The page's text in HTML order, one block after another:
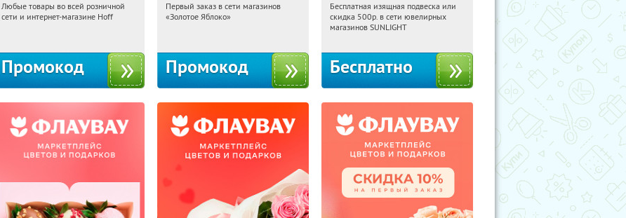
08:24:28 Получили:
Любые товары во всей розничной
сети и интернет-магазине Hoff
Промокод
08:24:28
Получи первым!
Первый заказ в сети магазинов
«Золотое Яблоко»
Промокод
08:24:28 Получили:
Россия
Бесплатная изящная подвеска или
скидка 500р. в сети ювелирных
магазинов SUNLIGHT
Бесплатно